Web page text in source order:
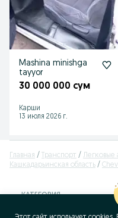
Mashina minishga
tayyor
30 000 000 сум
Карши
13 июля 2026 г.
Главная Транспорт Легковые
Кашкадарьинская область
КАТЕГОРИЯ